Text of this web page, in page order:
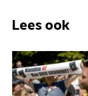
Lees ook